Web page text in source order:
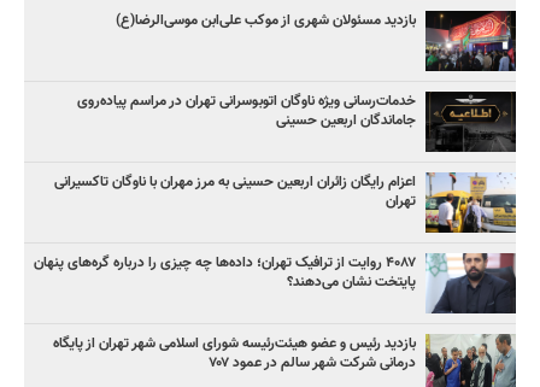
بازدید مسئولان شهری از موکب علی‌ابن موسی‌الرضا(ع)
خدمات‌رسانی ویژه ناوگان اتوبوسرانی تهران در مراسم پیاده‌روی
جاماندگان اربعین حسینی
اعزام رایگان زائران اربعین حسینی به مرز مهران با ناوگان تاکسیرانی
تهران
۴۰۸۷ روایت از ترافیک تهران؛ داده‌ها چه چیزی را درباره گره‌های پنهان
پایتخت نشان می‌دهند؟
بازدید رئیس و عضو هیئت‌رئیسه شورای اسلامی شهر تهران از پایگاه
درمانی شرکت شهر سالم در عمود ۷۰۷